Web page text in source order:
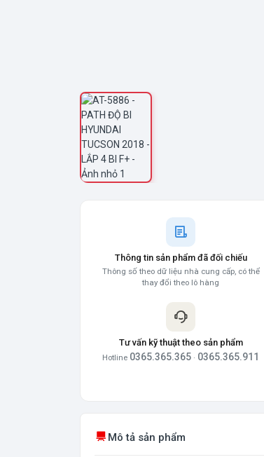
Thông tin sản phẩm đã đối chiếu
Thông số theo dữ liệu nhà cung cấp, có thể
thay đổi theo lô hàng
Tư vấn kỹ thuật theo sản phẩm
Hotline 0365.365.365 · 0365.365.911
Mô tả sản phẩm